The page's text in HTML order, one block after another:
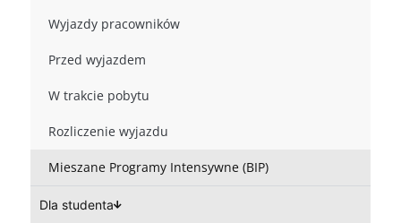
Wyjazdy pracowników
Przed wyjazdem
W trakcie pobytu
Rozliczenie wyjazdu
Mieszane Programy Intensywne (BIP)
Dla studenta